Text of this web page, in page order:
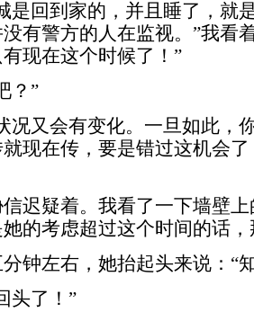
是回到家的，并且睡了，就
有警方的人在监视。”我看
现在这个时候了！”
？”
况又会有变化。一旦如此，
现在传，要是错过这机会
迟疑着。我看了一下墙壁
的考虑超过这个时间的话
钟左右，她抬起头来说：“
头了！”